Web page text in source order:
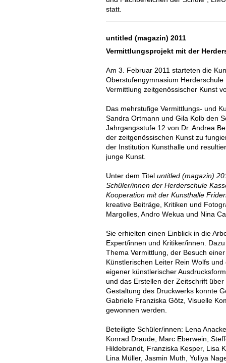
statt.
untitled (magazin) 2011
Vermittlungsprojekt mit der
Am 3. Februar 2011 starteten die
Oberstufengymnasium
Vermittlung zeitgenössischer Kunst
Das mehrstufige Vermittlungs- und
Sandra Ortmann und Gila Kolb den
Jahrgangsstufe 12 von Dr. Andrea
der zeitgenössischen Kunst zu
der Institution Kunsthalle und
junge Kunst.
Unter dem Titel untitled (magazin)
Schüler/innen der Herderschule
Kooperation mit der Kunsthalle
kreative Beiträge, Kritiken und
Margolles, Andro Wekua und Nina
Sie erhielten einen Einblick in die
Expert/innen und Kritiker/innen.
Thema Vermittlung, der Besuch
Künstlerischen Leiter Rein Wolfs
eigener künstlerischer
und das Erstellen der Zeitschrift
Gestaltung des Druckwerks konnte
Gabriele Franziska Götz, Visuelle
gewonnen werden.
Beteiligte Schüler/innen: Lena
Konrad Draude, Marc Eberwein,
Hildebrandt, Franziska Kesper, Lisa
Lina Müller, Jasmin Muth, Yuliya